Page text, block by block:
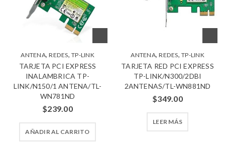
ANTENA,REDES, TP-LINK
TARJETA PCI EXPRESS
INALAMBRICA TP-
LINK/N150/1 ANTENA/TL-
WN781ND
$239.00
AÑADIR AL CARRITO
ANTENA,REDES, TP-LINK
TARJETA RED PCI EXPRESS
TP-LINK/N300/2DBI
2ANTENAS/TL-WN881ND
$349.00
LEER MÁS